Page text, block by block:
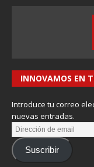
INNOVAMOS EN
Introduce tu correo
nuevas entradas.
Suscribir